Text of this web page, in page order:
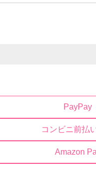
PayPay
コンビニ前払
Amazon